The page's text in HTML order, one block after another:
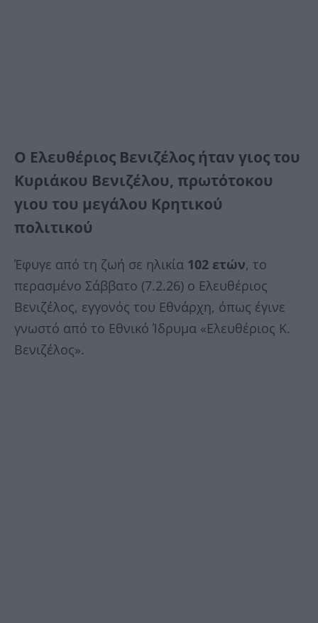
Ο Ελευθέριος Βενιζέλος ήταν γιος του
Κυριάκου Βενιζέλου, πρωτότοκου
γιου του μεγάλου Κρητικού
πολιτικού
Έφυγε από τη ζωή σε ηλικία 102 ετών, το
περασμένο Σάββατο (7.2.26) ο Ελευθέριος
Βενιζέλος, εγγονός του Εθνάρχη, όπως έγινε
γνωστό από το Εθνικό Ίδρυμα «Ελευθέριος Κ.
Βενιζέλος».